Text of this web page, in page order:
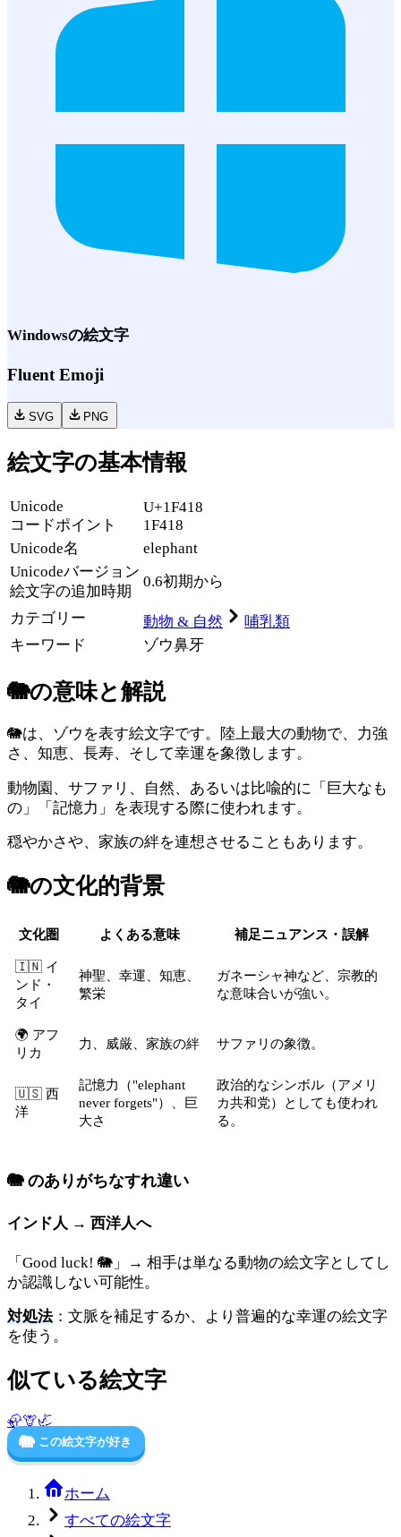
Windowsの絵文字
Fluent Emoji
SVG PNG
絵文字の基本情報
Unicode
コードポイント
U+1F418
1F418
Unicode名
elephant
Unicodeバージョン
絵文字の追加時期
0.6初期から
カテゴリー 動物 & 自然
哺乳類
キーワード
ゾウ鼻牙
🐘の意味と解説
🐘は、ゾウを表す絵文字です。陸上最大の動物で、力強
さ、知恵、長寿、そして幸運を象徴します。
動物園、サファリ、自然、あるいは比喩的に「巨大なも
の」「記憶力」を表現する際に使われます。
穏やかさや、家族の絆を連想させることもあります。
🐘の文化的背景
文化圏 よくある意味 補足ニュアンス・誤解
🇮🇳 イ
ンド・
タイ
神聖、幸運、知恵、
繁栄
ガネーシャ神など、宗教的
な意味合いが強い。
🌍 アフ
リカ
力、威厳、家族の絆 サファリの象徴。
🇺🇸 西
洋
記憶力（"elephant
never forgets"）、巨
大さ
政治的なシンボル（アメリ
カ共和党）としても使われ
る。
🐘 のありがちなすれ違い
インド人 → 西洋人へ
「Good luck! 🐘」→ 相手は単なる動物の絵文字としてし
か認識しない可能性。
対処法：文脈を補足するか、より普遍的な幸運の絵文字
を使う。
似ている絵文字
🦣🦒🦏
🐘 この絵文字が好き
ホーム
すべての絵文字